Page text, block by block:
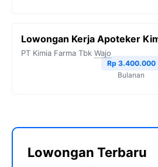
Lowongan Kerja Apoteker
PT Kimia Farma Tbk Wajo
Rp 3.400.000
Bulanan
Lowongan Terbaru